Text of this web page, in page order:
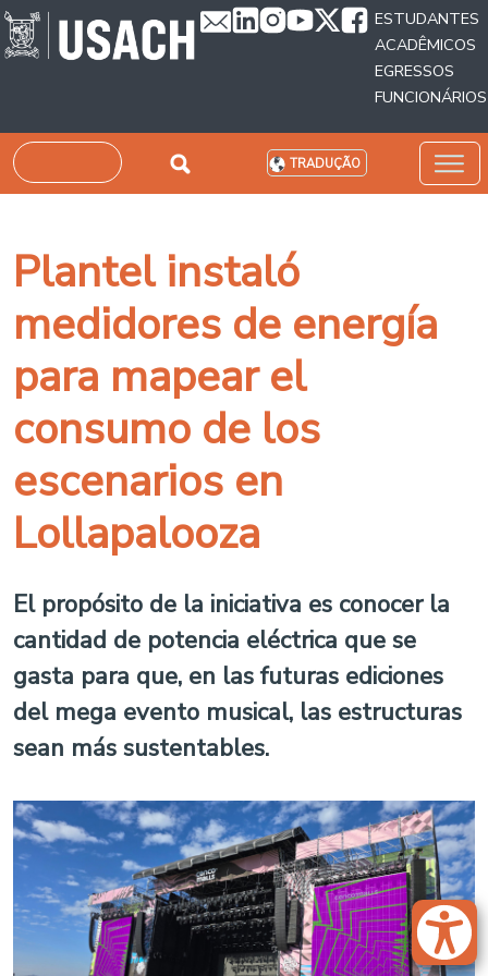
Passar para o conteúdo principal
ESTUDANTES
ACADÊMICOS
EGRESSOS
FUNCIONÁRIOS
Pesquisar TRADUÇÃO
Plantel instaló
medidores de energía
para mapear el
consumo de los
escenarios en
Lollapalooza
El propósito de la iniciativa es conocer la
cantidad de potencia eléctrica que se
gasta para que, en las futuras ediciones
del mega evento musical, las estructuras
sean más sustentables.